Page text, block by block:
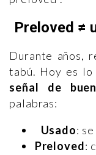
Preloved ≠
Durante años,
tabú. Hoy es lo
señal de
palabras:
Usado:
Preloved: